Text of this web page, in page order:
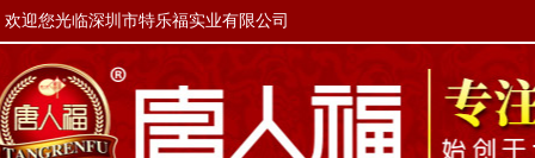
欢迎您光临深圳市特乐福实业有限公司